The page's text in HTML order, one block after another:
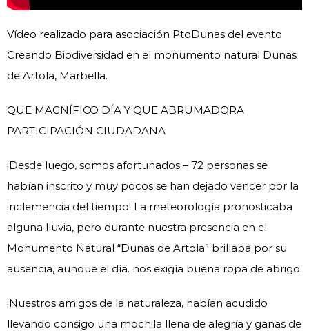
Vídeo realizado para asociación PtoDunas del evento
Creando Biodiversidad en el monumento natural Dunas
de Artola, Marbella.
QUE MAGNÍFICO DÍA Y QUE ABRUMADORA
PARTICIPACIÓN CIUDADANA
¡Desde luego, somos afortunados – 72 personas se
habían inscrito y muy pocos se han dejado vencer por la
inclemencia del tiempo! La meteorología pronosticaba
alguna lluvia, pero durante nuestra presencia en el
Monumento Natural “Dunas de Artola” brillaba por su
ausencia, aunque el día. nos exigía buena ropa de abrigo.
¡Nuestros amigos de la naturaleza, habían acudido
llevando consigo una mochila llena de alegría y ganas de